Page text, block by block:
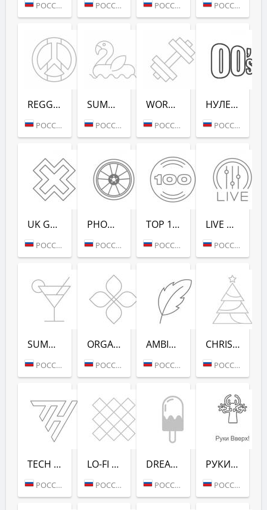
РОССИЯ (МОСКВА) РОССИЯ (МОСКВА) РОССИЯ (МОСКВА) РОССИЯ (МОСКВА)
REGGAE - РАДИО РЕКОРД
РОССИЯ (МОСКВА)
SUMMER LOUNGE - РАДИО РЕКОРД
РОССИЯ (МОСКВА)
WORKOUT - РАДИО РЕКОРД
РОССИЯ (МОСКВА)
НУЛЕВЫХ (РАДИО РЕКОРД)
РОССИЯ (САНКТ-ПЕТЕРБУРГ)
UK GARAGE (РАДИО РЕКОРД)
РОССИЯ (МОСКВА)
PHONK (РАДИО РЕКОРД)
РОССИЯ (МОСКВА)
TOP 100 EDM (РАДИО РЕКОРД)
РОССИЯ (МОСКВА)
LIVE DJ-SETS (РАДИО РЕКОРД)
РОССИЯ (МОСКВА)
SUMMER DANCE (РАДИО РЕКОРД)
РОССИЯ (МОСКВА)
ORGANIC (РАДИО РЕКОРД)
РОССИЯ (МОСКВА)
AMBIENT (РАДИО РЕКОРД)
РОССИЯ (МОСКВА)
CHRISTMAS (РАДИО РЕКОРД)
РОССИЯ (МОСКВА)
TECH HOUSE (РАДИО РЕКОРД)
РОССИЯ (МОСКВА)
LO-FI (РАДИО РЕКОРД)
РОССИЯ (МОСКВА)
DREAM POP (РАДИО РЕКОРД)
РОССИЯ (МОСКВА)
РУКИ ВВЕРХ! (РАДИО РЕКОРД)
РОССИЯ (МОСКВА)